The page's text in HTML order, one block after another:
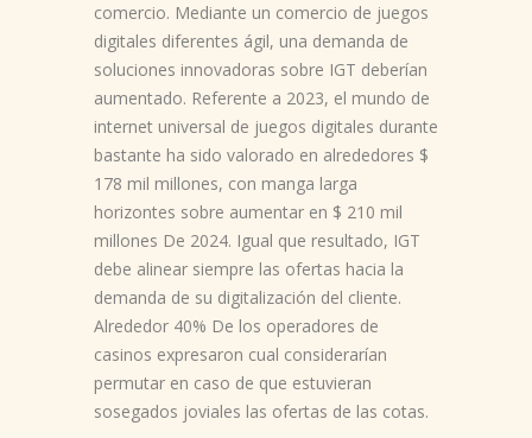
comercio. Mediante un comercio de juegos
digitales diferentes ágil, una demanda de
soluciones innovadoras sobre IGT deberían
aumentado. Referente a 2023, el mundo de
internet universal de juegos digitales durante
bastante ha sido valorado en alrededores $
178 mil millones, con manga larga
horizontes sobre aumentar en $ 210 mil
millones De 2024. Igual que resultado, IGT
debe alinear siempre las ofertas hacia la
demanda de su digitalización del cliente.
Alrededor 40% De los operadores de
casinos expresaron cual considerarían
permutar en caso de que estuvieran
sosegados joviales las ofertas de las cotas.